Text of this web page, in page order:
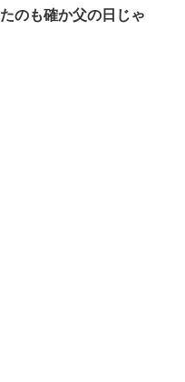
のも確か父の日じゃ